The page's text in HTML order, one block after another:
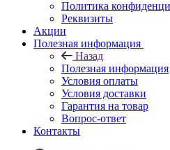
Политика
Реквизиты
Акции
Полезная информация
Назад
Полезная информация
Условия оплаты
Условия доставки
Гарантия на товар
Вопрос-ответ
Контакты